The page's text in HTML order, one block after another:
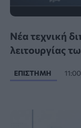
Νέα τεχνική
λειτουργίας
ΕΠΙΣΤΉΜΗ